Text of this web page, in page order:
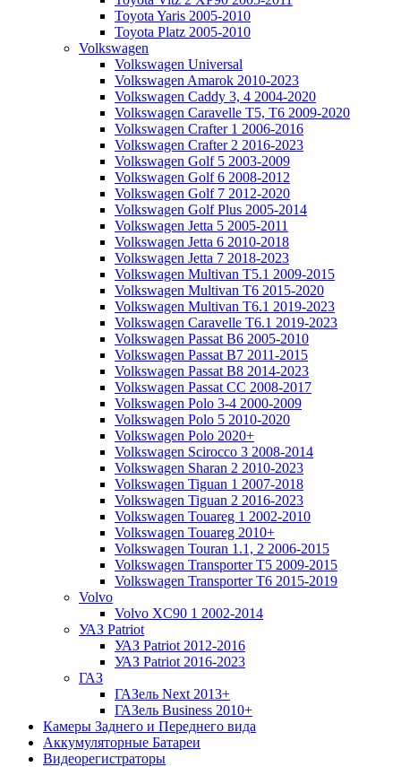
Toyota Yaris 2005-2010
Toyota Platz 2005-2010
Volkswagen
Volkswagen Universal
Volkswagen Amarok 2010-2023
Volkswagen Caddy 3, 4 2004-2020
Volkswagen Caravelle T5, T6 2009-2020
Volkswagen Crafter 1 2006-2016
Volkswagen Crafter 2 2016-2023
Volkswagen Golf 5 2003-2009
Volkswagen Golf 6 2008-2012
Volkswagen Golf 7 2012-2020
Volkswagen Golf Plus 2005-2014
Volkswagen Jetta 5 2005-2011
Volkswagen Jetta 6 2010-2018
Volkswagen Jetta 7 2018-2023
Volkswagen Multivan T5.1 2009-2015
Volkswagen Multivan T6 2015-2020
Volkswagen Multivan T6.1 2019-2023
Volkswagen Caravelle T6.1 2019-2023
Volkswagen Passat B6 2005-2010
Volkswagen Passat B7 2011-2015
Volkswagen Passat B8 2014-2023
Volkswagen Passat CC 2008-2017
Volkswagen Polo 3-4 2000-2009
Volkswagen Polo 5 2010-2020
Volkswagen Polo 2020+
Volkswagen Scirocco 3 2008-2014
Volkswagen Sharan 2 2010-2023
Volkswagen Tiguan 1 2007-2018
Volkswagen Tiguan 2 2016-2023
Volkswagen Touareg 1 2002-2010
Volkswagen Touareg 2010+
Volkswagen Touran 1.1, 2 2006-2015
Volkswagen Transporter T5 2009-2015
Volkswagen Transporter T6 2015-2019
Volvo
Volvo XC90 1 2002-2014
УАЗ Patriot
УАЗ Patriot 2012-2016
УАЗ Patriot 2016-2023
ГАЗ
ГАЗель Next 2013+
ГАЗель Business 2010+
Камеры Заднего и Переднего вида
Аккумуляторные Батареи
Видеорегистраторы